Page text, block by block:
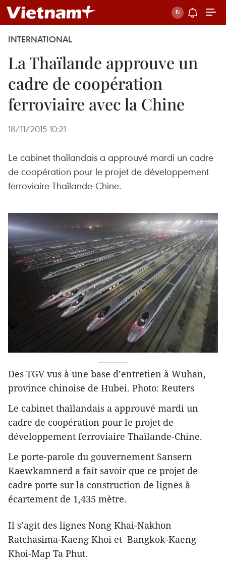
INTERNATIONAL
La Thaïlande approuve un
cadre de coopération
ferroviaire avec la Chine
18/11/2015 10:21
Le cabinet thaïlandais a approuvé mardi un cadre
de coopération pour le projet de développement
ferroviaire Thaïlande-Chine.
Des TGV vus à une base d’entretien à Wuhan,
province chinoise de Hubei. Photo: Reuters
Le cabinet thaïlandais a approuvé mardi un
cadre de coopération pour le projet de
développement ferroviaire Thaïlande-Chine.
Le porte-parole du gouvernement Sansern
Kaewkamnerd a fait savoir que ce projet de
cadre porte sur la construction de lignes à
écartement de 1,435 mètre.
Il s’agit des lignes Nong Khai-Nakhon
Ratchasima-Kaeng Khoi et Bangkok-Kaeng
Khoi-Map Ta Phut.